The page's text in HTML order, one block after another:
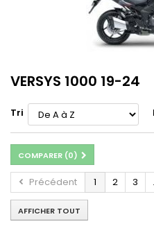
VERSYS 1000 19-24
Tri
COMPARER (0)
Précédent 1 2 3
AFFICHER TOUT